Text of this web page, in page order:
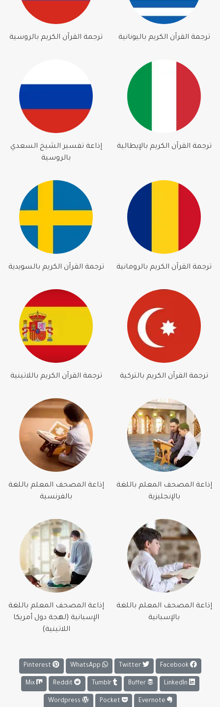
ترجمة القرآن الكريم باليونانية ترجمة القرآن الكريم بالروسية
ترجمة القرآن الكريم بالإيطالية
إذاعة تفسير الشيخ السعدي
بالروسية
ترجمة القرآن الكريم بالرومانية ترجمة القرآن الكريم بالسويدية
ترجمة القرآن الكريم بالتركية ترجمة القرآن الكريم باللاتينية
إذاعة المصحف المعلم باللغة
بالإنجليزية
إذاعة المصحف المعلم باللغة
بالفرنسية
إذاعة المصحف المعلم باللغة
بالإسبانية
إذاعة المصحف المعلم باللغة
الإسبانية (لهجة دول أمريكا
اللاتينية)
Facebook
Twitter
Buffer
Tumblr
Mix